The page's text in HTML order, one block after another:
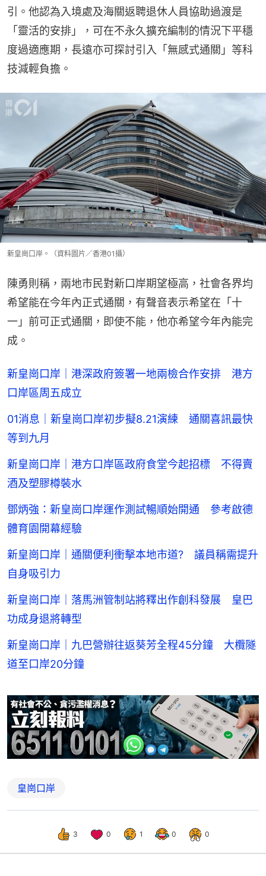
引。他認為入境處及海關返聘退休人員協助過渡是
「靈活的安排」，可在不永久擴充編制的情況下平穩
度過適應期，長遠亦可探討引入「無感式通關」等科
技減輕負擔。
新皇崗口岸。（資料圖片／香港01攝）
陳勇則稱，兩地市民對新口岸期望極高，社會各界均
希望能在今年內正式通關，有聲音表示希望在「十
一」前可正式通關，即使不能，他亦希望今年內能完
成。
新皇崗口岸｜港深政府簽署一地兩檢合作安排 港方
口岸區周五成立
01消息｜新皇崗口岸初步擬8.21演練 通關喜訊最快
等到九月
新皇崗口岸｜港方口岸區政府食堂今起招標 不得賣
酒及塑膠樽裝水
鄧炳強：新皇崗口岸運作測試暢順始開通 參考啟德
體育園開幕經驗
新皇崗口岸｜通關便利衝擊本地市道? 議員稱需提升
自身吸引力
新皇崗口岸｜落馬洲管制站將釋出作創科發展 皇巴
功成身退將轉型
新皇崗口岸｜九巴營辦往返葵芳全程45分鐘 大欖隧
道至口岸20分鐘
皇崗口岸
3 0 1 0 0